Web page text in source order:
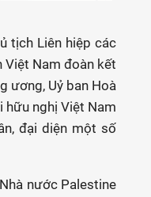
tịch Liên hiệp các
Việt Nam đoàn kết
ương, Uỷ ban Hoà
hữu nghị Việt Nam
đại diện một số
nước Palestine